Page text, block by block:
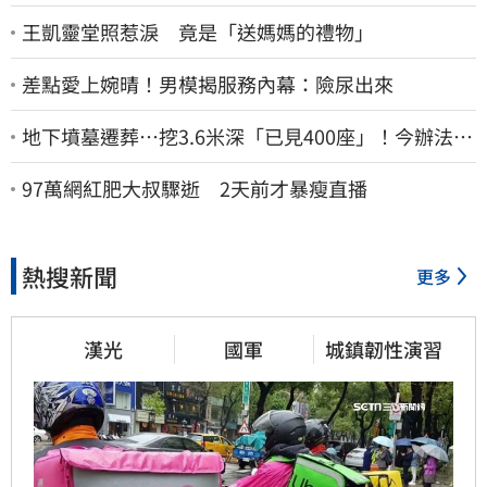
王凱靈堂照惹淚 竟是「送媽媽的禮物」
差點愛上婉晴！男模揭服務內幕：險尿出來
地下墳墓遷葬…挖3.6米深「已見400座」！今辦法會
安撫祖先
97萬網紅肥大叔驟逝 2天前才暴瘦直播
熱搜新聞 更多
漢光 國軍 城鎮韌性演習